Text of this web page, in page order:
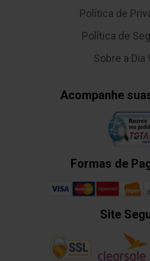
Política de
Política de
Sobre a Dia
Acompanhe
Formas de
Site